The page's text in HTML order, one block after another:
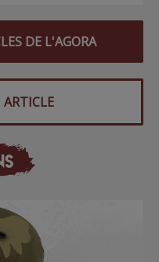
DE L'AGORA
ARTICLE